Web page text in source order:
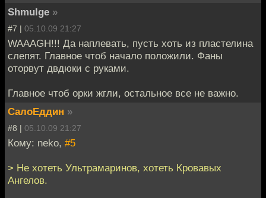
Shmulge »
#7 | 05.10.09 21:27
WAAAGH!!! Да наплевать, пусть хоть из пластелина
слепят. Главное чтоб начало положили. Фаны
оторвут двдюки с руками.
Главное чтоб орки жгли, остальное все не важно.
СалоЕддин »
#8 | 05.10.09 21:27
Кому: neko, #5
> Не хотеть Ультрамаринов, хотеть Кровавых
Ангелов.